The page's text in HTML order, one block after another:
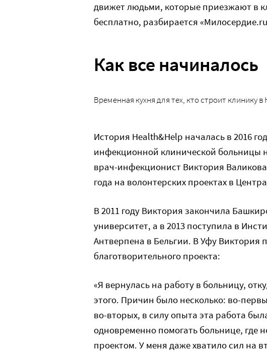
движет людьми, которые приезжают в
бесплатно, разбирается
Как все начиналось
Временная кухня для тех, кто строит клинику
История Health&Help началась в 2016
инфекционной клинической больницы
врач-инфекционист Виктория
года на волонтерских проектах в
В 2011 году Виктория закончила
университет, а в 2013 поступила в
Антверпена в Бельгии. В Уфу Виктория
благотворительного проекта:
«Я вернулась на работу в больницу,
этого. Причин было несколько: во-
во-вторых, в силу опыта эта работа
одновременно помогать больнице, где
проектом. У меня даже хватило сил на